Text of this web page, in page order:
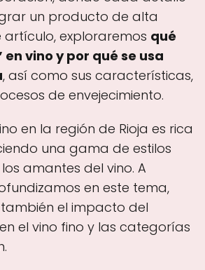
un producto de alta
artículo, exploraremos qué
vino y por qué se usa
, así como sus características,
de envejecimiento.
en la región de Rioja es rica
una gama de estilos
amantes del vino. A
en este tema,
el impacto del
el vino fino y las categorías